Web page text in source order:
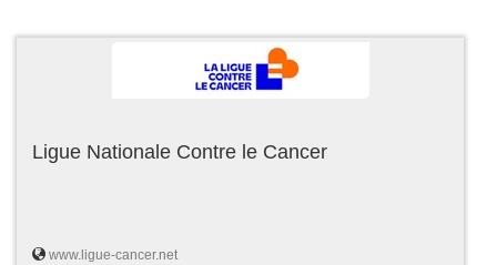
Ligue Nationale Contre le Cancer
www.ligue-cancer.net